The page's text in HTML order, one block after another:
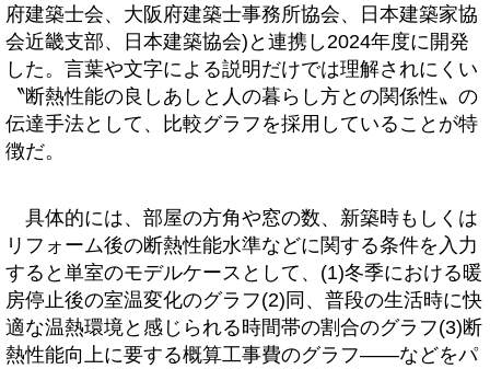
府建築士会、大阪府建築士事務所協会、日本建築家協
会近畿支部、日本建築協会)と連携し2024年度に開発
した。言葉や文字による説明だけでは理解されにくい
〝断熱性能の良しあしと人の暮らし方との関係性〟の
伝達手法として、比較グラフを採用していることが特
徴だ。
具体的には、部屋の方角や窓の数、新築時もしくは
リフォーム後の断熱性能水準などに関する条件を入力
すると単室のモデルケースとして、(1)冬季における暖
房停止後の室温変化のグラフ(2)同、普段の生活時に快
適な温熱環境と感じられる時間帯の割合のグラフ(3)断
熱性能向上に要する概算工事費のグラフ――などをパ